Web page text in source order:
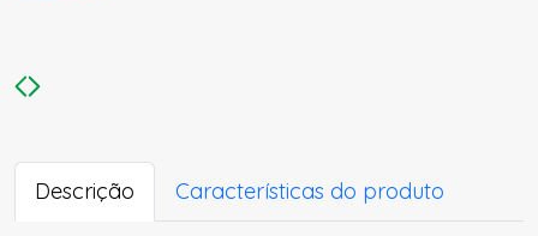
Descrição Características do produto